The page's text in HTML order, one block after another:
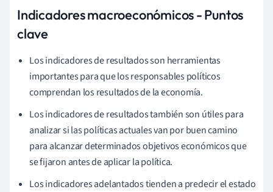
Indicadores macroeconómicos - Puntos
clave
Los indicadores de resultados son herramientas
importantes para que los responsables políticos
comprendan los resultados de la economía.
Los indicadores de resultados también son útiles para
analizar si las políticas actuales van por buen camino
para alcanzar determinados objetivos económicos que
se fijaron antes de aplicar la política.
Los indicadores adelantados tienden a predecir el estado